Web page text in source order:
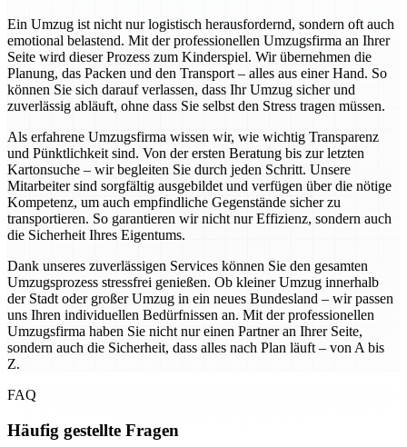
Ein Umzug ist nicht nur logistisch herausfordernd, sondern oft auch
emotional belastend. Mit der professionellen Umzugsfirma an Ihrer
Seite wird dieser Prozess zum Kinderspiel. Wir übernehmen die
Planung, das Packen und den Transport – alles aus einer Hand. So
können Sie sich darauf verlassen, dass Ihr Umzug sicher und
zuverlässig abläuft, ohne dass Sie selbst den Stress tragen müssen.
Als erfahrene Umzugsfirma wissen wir, wie wichtig Transparenz
und Pünktlichkeit sind. Von der ersten Beratung bis zur letzten
Kartonsuche – wir begleiten Sie durch jeden Schritt. Unsere
Mitarbeiter sind sorgfältig ausgebildet und verfügen über die nötige
Kompetenz, um auch empfindliche Gegenstände sicher zu
transportieren. So garantieren wir nicht nur Effizienz, sondern auch
die Sicherheit Ihres Eigentums.
Dank unseres zuverlässigen Services können Sie den gesamten
Umzugsprozess stressfrei genießen. Ob kleiner Umzug innerhalb
der Stadt oder großer Umzug in ein neues Bundesland – wir passen
uns Ihren individuellen Bedürfnissen an. Mit der professionellen
Umzugsfirma haben Sie nicht nur einen Partner an Ihrer Seite,
sondern auch die Sicherheit, dass alles nach Plan läuft – von A bis
Z.
FAQ
Häufig gestellte Fragen